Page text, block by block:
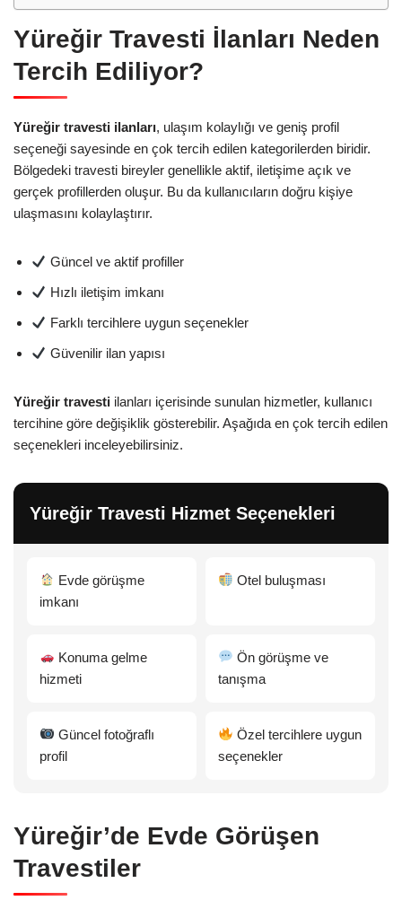
Yüreğir Travesti İlanları Neden
Tercih Ediliyor?
Yüreğir travesti ilanları, ulaşım kolaylığı ve geniş profil
seçeneği sayesinde en çok tercih edilen kategorilerden biridir.
Bölgedeki travesti bireyler genellikle aktif, iletişime açık ve
gerçek profillerden oluşur. Bu da kullanıcıların doğru kişiye
ulaşmasını kolaylaştırır.
Güncel ve aktif profiller
Hızlı iletişim imkanı
Farklı tercihlere uygun seçenekler
Güvenilir ilan yapısı
Yüreğir travesti ilanları içerisinde sunulan hizmetler, kullanıcı
tercihine göre değişiklik gösterebilir. Aşağıda en çok tercih edilen
seçenekleri inceleyebilirsiniz.
Yüreğir Travesti Hizmet Seçenekleri
Evde görüşme
imkanı
Otel buluşması
Konuma gelme
hizmeti
Ön görüşme ve
tanışma
Güncel fotoğraflı
profil
Özel tercihlere uygun
seçenekler
Yüreğir’de Evde Görüşen
Travestiler